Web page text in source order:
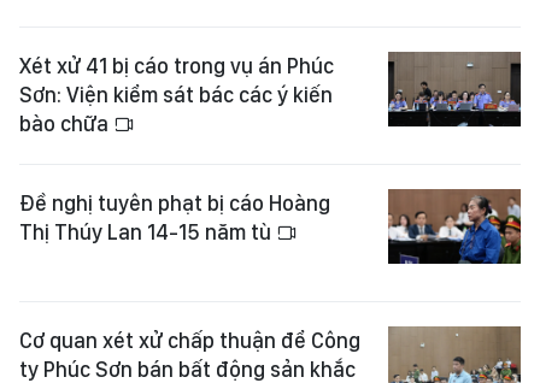
Xét xử 41 bị cáo trong vụ án Phúc
Sơn: Viện kiểm sát bác các ý kiến
bào chữa
Đề nghị tuyên phạt bị cáo Hoàng
Thị Thúy Lan 14-15 năm tù
Cơ quan xét xử chấp thuận để Công
ty Phúc Sơn bán bất động sản khắc